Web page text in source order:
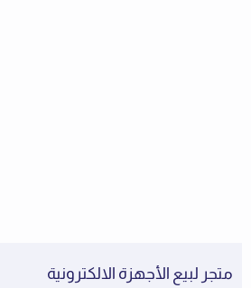
متجر لبيع الأجهزة الالكترونية